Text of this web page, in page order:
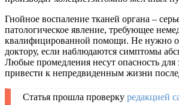
Гнойное воспаление тканей органа –
патологическое явление, требующее
квалифицированной помощи. Не нужно
доктору, если наблюдаются симптомы
Любые промедления несут опасность для
привести к непредвиденным жизни
Статья прошла проверку редакцией